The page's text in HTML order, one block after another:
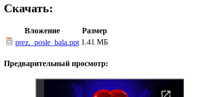
Скачать:
Вложение
Размер
prez._posle_bala.ppt 1.41 МБ
Предварительный просмотр: